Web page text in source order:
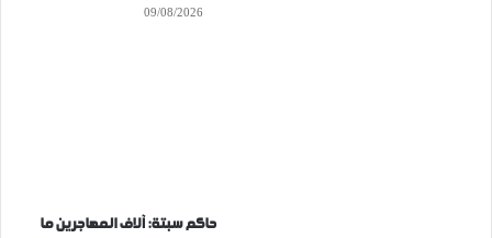
09/08/2026
حاكم سبتة: آلاف المهاجرين ما